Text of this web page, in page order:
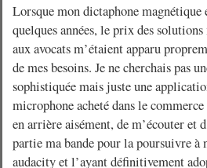
Lorsque mon dictaphone magnétique
quelques années, le prix des
aux avocats m’étaient apparu
de mes besoins. Je ne cherchais pas
sophistiquée mais juste une
microphone acheté dans le
en arrière aisément, de m’écouter et
partie ma bande pour la poursuivre à
audacity et l’ayant définitivement